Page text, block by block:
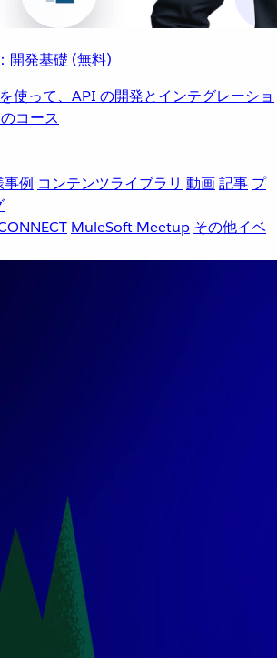
発基礎 (無料)
って、API の開発とインテグレーショ
コース
事例 コンテンツライブラリ 動画記事 プ
MuleSoft Meetup その他イベ